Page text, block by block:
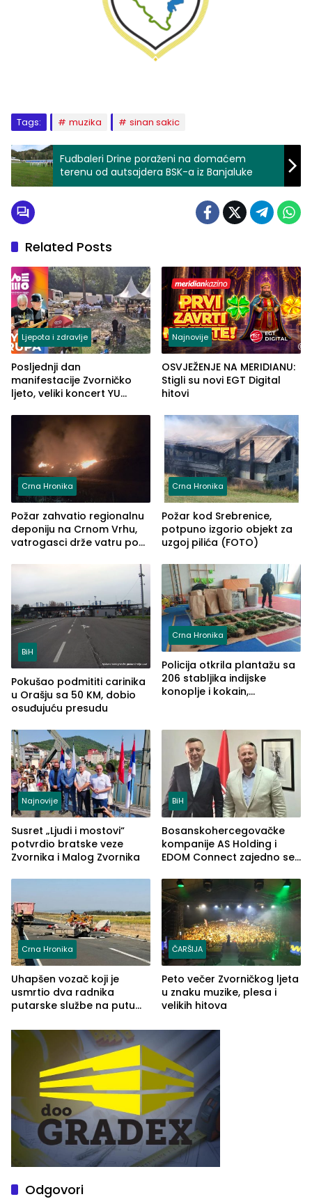
Tags: muzika sinan sakic
Fudbaleri Drine poraženi na domaćem
terenu od autsajdera BSK-a iz Banjaluke
Related Posts
Ljepota i zdravlje
Posljednji dan
manifestacije Zvorničko
ljeto, veliki koncert YU
ove godine
Najnovije
OSVJEŽENJE NA MERIDIANU:
Stigli su novi EGT Digital
hitovi
Crna Hronika
Požar zahvatio regionalnu
deponiju na Crnom Vrhu,
vatrogasci drže vatru pod
Crna Hronika
Požar kod Srebrenice,
potpuno izgorio objekt za
uzgoj pilića (FOTO)
BiH
Pokušao podmititi carinika
u Orašju sa 50 KM, dobio
osuđujuću presudu
Crna Hronika
Policija otkrila plantažu sa
206 stabljika indijske
konoplje i kokain,
Najnovije
Susret „Ljudi i mostovi“
potvrdio bratske veze
Zvornika i Malog Zvornika
BiH
Bosanskohercegovačke
kompanije AS Holding i
EDOM Connect zajedno se
Crna Hronika
Uhapšen vozač koji je
usmrtio dva radnika
putarske službe na putu
(FOTO)
ČARŠIJA
Peto večer Zvorničkog ljeta
u znaku muzike, plesa i
velikih hitova
Odgovori